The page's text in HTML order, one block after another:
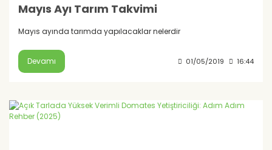
Mayıs Ayı Tarım Takvimi
Mayıs ayında tarımda yapılacaklar nelerdir
Devamı 01/05/2019 16:44